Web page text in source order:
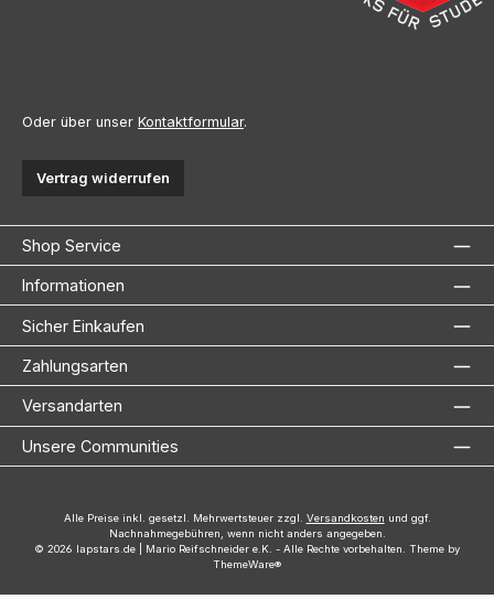
Oder über unser Kontaktformular.
Vertrag widerrufen
Shop Service
Informationen
Sicher Einkaufen
Zahlungsarten
Versandarten
Unsere Communities
Alle Preise inkl. gesetzl. Mehrwertsteuer zzgl. Versandkosten und ggf.
Nachnahmegebühren, wenn nicht anders angegeben.
© 2026 lapstars.de | Mario Reifschneider e.K. - Alle Rechte vorbehalten. Theme by
ThemeWare®